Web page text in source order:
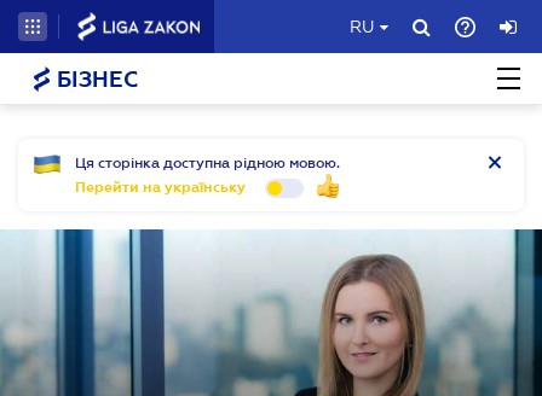
RU
БІЗНЕС
Ця сторінка доступна рідною мовою.
Перейти на українську